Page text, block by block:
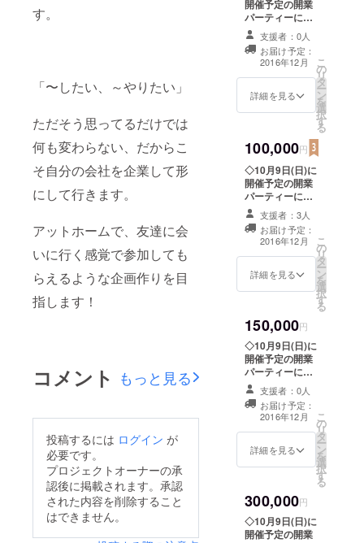
す。
「〜したい、～やりたい」
ただそう思ってるだけでは
何も変わらない、だからこ
そ自分の会社を企業して形
にして行きます。
アットホームで、友達に会
いに行く感覚で参加しても
らえるような企画作りを目
指します！
コメント もっと見る
投稿するには ログイン が
必要です。
プロジェクトオーナーの承
認後に掲載されます。承認
された内容を削除すること
はできません。
開催予定の開業
パーティーに半
額でご招待 場
所、時間等は後
日改めてご連絡
します。
◇i.m.y.h企画の
イベントや撮影
画を1つ半額ご招
容などの案の要
望可能 実現可能
な限りの要望を
参考にさせて頂
きます。 ◇2017
年プチカレン
ダー ◇ボイス入
り目覚まし時計
◇サイン入り写
支援者：0人
お届け予定：
2016年12月
詳細を見る
こ
の
リ
タ
ー
ン
を
選
択
す
る
100,000円
◇10月9日(日)に
開催予定の開業
パーティーに半
額でご招待 場
所、時間等は後
日改めてご連絡
します。
◇i.m.y.h企画の
イベントや撮影
画2つまで半額ご
日1枠利用可) ◇
イベント内容な
どの案の要望可
能 実現可能な限
りの要望を参考
にさせて頂きま
す。 ◇2017年プ
チカレンダー ◇
ボイス入り目覚
まし時計 ◇サイ
ン入り写真2枚
支援者：3人
お届け予定：
2016年12月
詳細を見る
こ
の
リ
タ
ー
ン
を
選
択
す
る
150,000円
◇10月9日(日)に
開催予定の開業
パーティーに半
額でご招待 場
所、時間等は後
日改めてご連絡
します。
◇i.m.y.h企画の
イベントや撮影
画2つを半額ご招
1枠利用可) ◇イ
ベント内容など
の案の要望可能
支援者：0人
お届け予定：
2016年12月
詳細を見る
こ
の
リ
タ
ー
ン
を
選
択
す
る
300,000円
◇10月9日(日)に
開催予定の開業